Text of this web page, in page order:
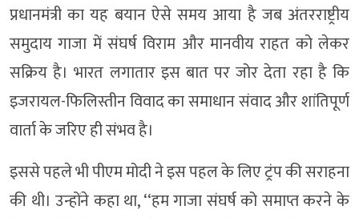
प्रधानमंत्री का यह बयान ऐसे समय आया है जब अंतरराष्ट्रीय
समुदाय गाजा में संघर्ष विराम और मानवीय राहत को लेकर
सक्रिय है। भारत लगातार इस बात पर जोर देता रहा है कि
इजरायल-फिलिस्तीन विवाद का समाधान संवाद और शांतिपूर्ण
वार्ता के जरिए ही संभव है।
इससे पहले भी पीएम मोदी ने इस पहल के लिए ट्रंप की सराहना
की थी। उन्होंने कहा था, ‘‘हम गाजा संघर्ष को समाप्त करने के